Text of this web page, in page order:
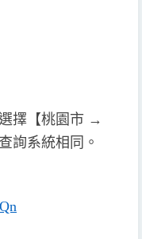
擇【桃園市 →
詢系統相同。